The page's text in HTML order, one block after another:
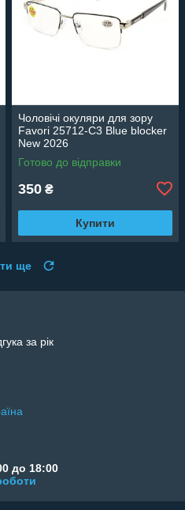
Чоловічі окуляри для зору
Favori 25712-C3 Blue blocker
New 2026
Готово до відправки
350 ₴
Купити
ще
за рік
до 18:00